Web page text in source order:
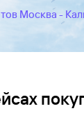
Москва -